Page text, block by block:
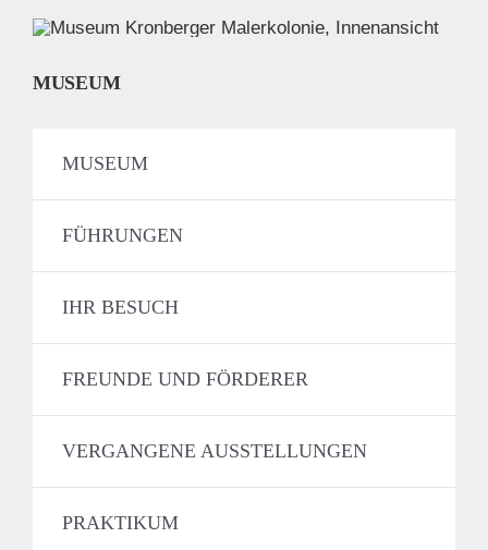
MUSEUM
MUSEUM
FÜHRUNGEN
IHR BESUCH
FREUNDE UND FÖRDERER
VERGANGENE AUSSTELLUNGEN
PRAKTIKUM